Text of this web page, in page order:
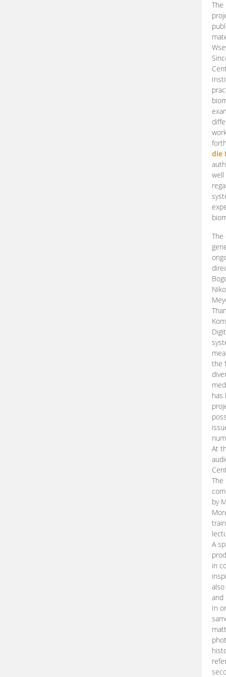
die
well
The
the
has
At
The
by
A
in
and
In